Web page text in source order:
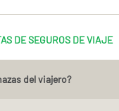
DE SEGUROS DE VIAJE
del viajero?